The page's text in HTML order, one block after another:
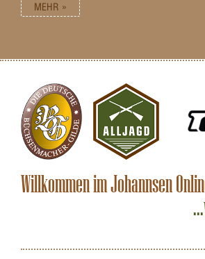
MEHR »
Willkommen im Johannsen